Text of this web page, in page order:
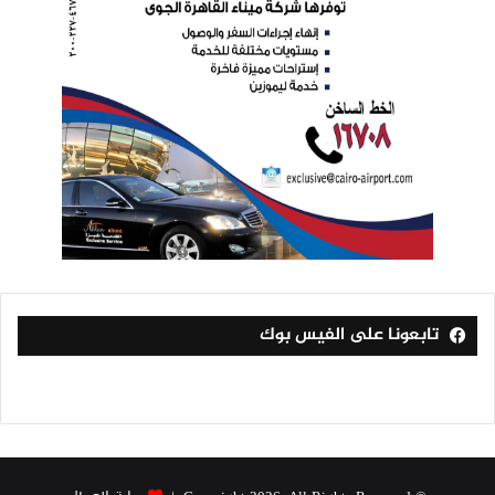
تابعونا على الفيس بوك